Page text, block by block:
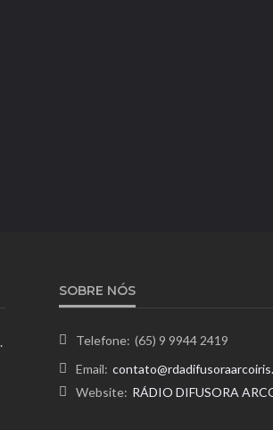
SOBRE NÓS
Telefone: (65) 9 9944 2419
Email:
Website: RÁDIO DIFUSORA